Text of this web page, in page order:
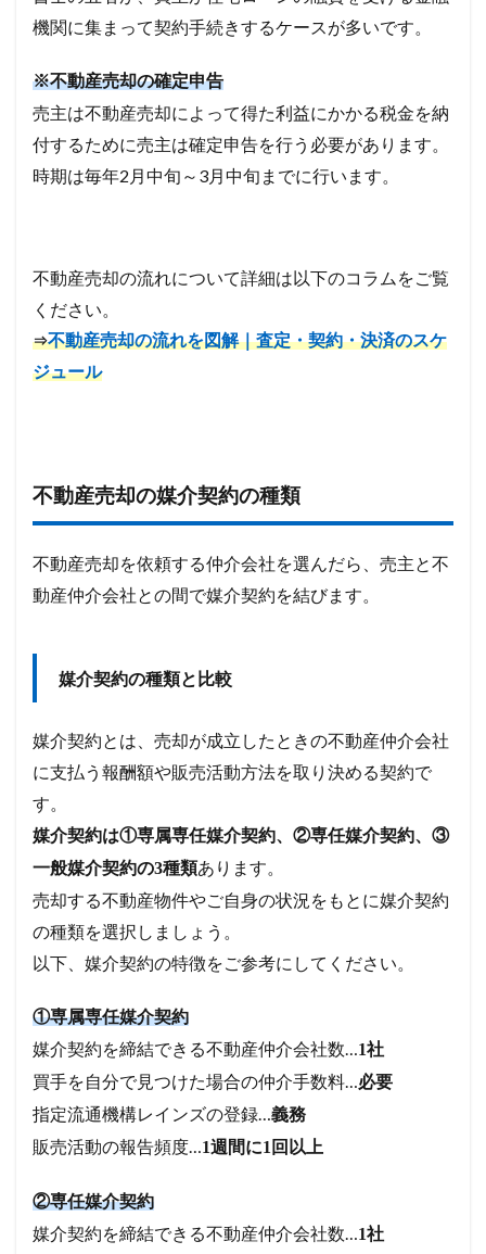
機関に集まって契約手続きするケースが多いです。
※不動産売却の確定申告
売主は不動産売却によって得た利益にかかる税金を納
付するために売主は確定申告を行う必要があります。
時期は毎年2月中旬～3月中旬までに行います。
不動産売却の流れについて詳細は以下のコラムをご覧
ください。
⇒不動産売却の流れを図解｜査定・契約・決済のスケ
ジュール
不動産売却の媒介契約の種類
不動産売却を依頼する仲介会社を選んだら、売主と不
動産仲介会社との間で媒介契約を結びます。
媒介契約の種類と比較
媒介契約とは、売却が成立したときの不動産仲介会社
に支払う報酬額や販売活動方法を取り決める契約で
す。
媒介契約は①専属専任媒介契約、②専任媒介契約、③
一般媒介契約の3種類あります。
売却する不動産物件やご自身の状況をもとに媒介契約
の種類を選択しましょう。
以下、媒介契約の特徴をご参考にしてください。
①専属専任媒介契約
媒介契約を締結できる不動産仲介会社数…1社
買手を自分で見つけた場合の仲介手数料…必要
指定流通機構レインズの登録…義務
販売活動の報告頻度…1週間に1回以上
②専任媒介契約
媒介契約を締結できる不動産仲介会社数…1社